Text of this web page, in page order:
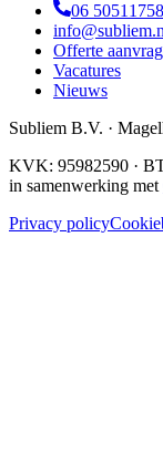
06 50511758
Offerte
Vacatures
Nieuws
Subliem B.V. ·
KVK: 95982590 ·
in samenwerking met
Privacy policy